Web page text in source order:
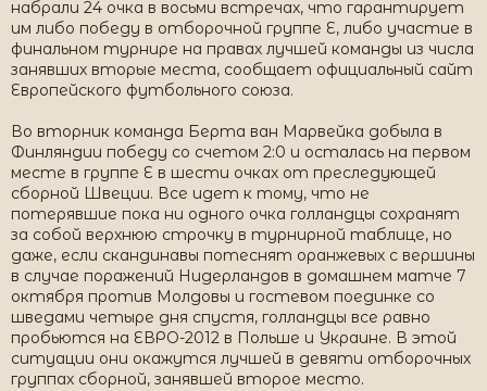
набрали 24 очка в восьми встречах, что гарантирует
им либо победу в отборочной группе Е, либо участие в
финальном турнире на правах лучшей команды из числа
занявших вторые места, сообщает официальный сайт
Европейского футбольного союза.
Во вторник команда Берта ван Марвейка добыла в
Финляндии победу со счетом 2:0 и осталась на первом
месте в группе Е в шести очках от преследующей
сборной Швеции. Все идет к тому, что не
потерявшие пока ни одного очка голландцы сохранят
за собой верхнюю строчку в турнирной таблице, но
даже, если скандинавы потеснят оранжевых с вершины
в случае поражений Нидерландов в домашнем матче 7
октября против Молдовы и гостевом поединке со
шведами четыре дня спустя, голландцы все равно
пробьются на ЕВРО-2012 в Польше и Украине. В этой
ситуации они окажутся лучшей в девяти отборочных
группах сборной, занявшей второе место.